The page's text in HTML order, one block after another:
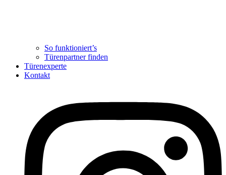
So funktioniert’s
Türenpartner finden
Türenexperte
Kontakt